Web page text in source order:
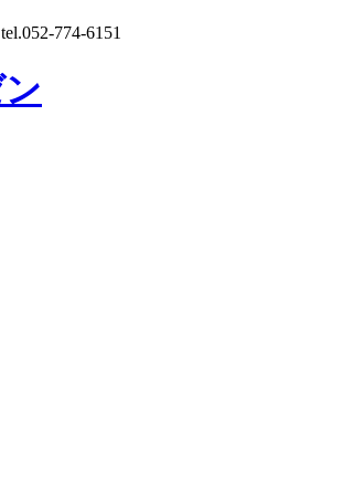
tel.052-774-6151